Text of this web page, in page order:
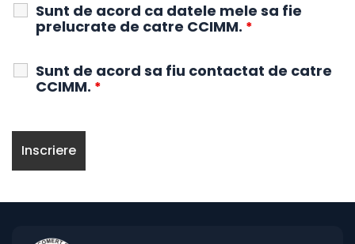
Sunt de acord ca datele mele sa fie
prelucrate de catre CCIMM. *
Sunt de acord sa fiu contactat de catre
CCIMM. *